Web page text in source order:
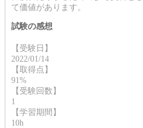
て価値があります。
試験の感想
【受験日】
2022/01/14
【取得点】
91%
【受験回数】
1
【学習期間】
10h